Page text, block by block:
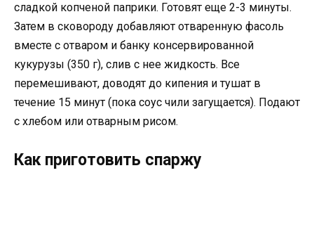
сладкой копченой паприки. Готовят еще 2-3 минуты.
Затем в сковороду добавляют отваренную фасоль
вместе с отваром и банку консервированной
кукурузы (350 г), слив с нее жидкость. Все
перемешивают, доводят до кипения и тушат в
течение 15 минут (пока соус чили загущается). Подают
с хлебом или отварным рисом.
Как приготовить спаржу